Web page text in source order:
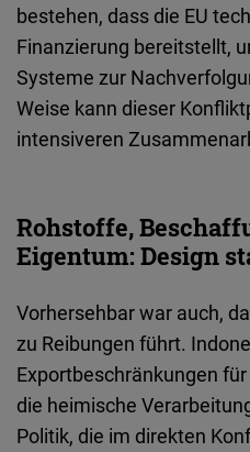
bestehen, dass die EU
Finanzierung bereitstellt,
Systeme zur
Weise kann dieser
intensiveren
Rohstoffe,
Eigentum: Design
Vorhersehbar war auch,
zu Reibungen führt.
Exportbeschränkungen
die heimische
Politik, die im direkten